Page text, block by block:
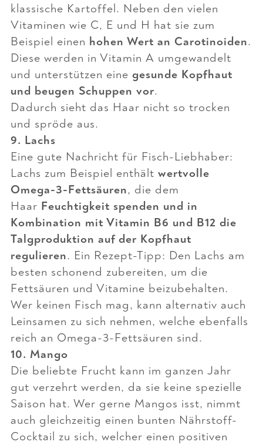
klassische Kartoffel. Neben den vielen
Vitaminen wie C, E und H hat sie zum
Beispiel einen hohen Wert an Carotinoiden.
Diese werden in Vitamin A umgewandelt
und unterstützen eine gesunde Kopfhaut
und beugen Schuppen vor.
Dadurch sieht das Haar nicht so trocken
und spröde aus.
9. Lachs
Eine gute Nachricht für Fisch-Liebhaber:
Lachs zum Beispiel enthält wertvolle
Omega-3-Fettsäuren, die dem
Haar Feuchtigkeit spenden und in
Kombination mit Vitamin B6 und B12 die
Talgproduktion auf der Kopfhaut
regulieren. Ein Rezept-Tipp: Den Lachs am
besten schonend zubereiten, um die
Fettsäuren und Vitamine beizubehalten.
Wer keinen Fisch mag, kann alternativ auch
Leinsamen zu sich nehmen, welche ebenfalls
reich an Omega-3-Fettsäuren sind.
10. Mango
Die beliebte Frucht kann im ganzen Jahr
gut verzehrt werden, da sie keine spezielle
Saison hat. Wer gerne Mangos isst, nimmt
auch gleichzeitig einen bunten Nährstoff-
Cocktail zu sich, welcher einen positiven